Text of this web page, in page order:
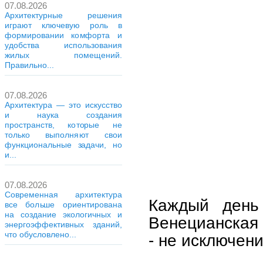
07.08.2026
Архитектурные решения
играют ключевую роль в
формировании комфорта и
удобства использования
жилых помещений.
Правильно...
07.08.2026
Архитектура — это искусство
и наука создания
пространств, которые не
только выполняют свои
функциональные задачи, но
и...
07.08.2026
Современная архитектура
все больше ориентирована
на создание экологичных и
энергоэффективных зданий,
что обусловлено...
Каждый
- не